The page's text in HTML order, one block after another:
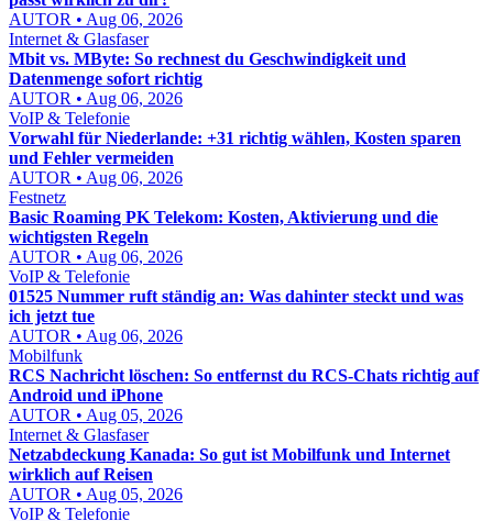
AUTOR • Aug 06, 2026
Internet & Glasfaser
Mbit vs. MByte: So rechnest du Geschwindigkeit und
Datenmenge sofort richtig
AUTOR • Aug 06, 2026
VoIP & Telefonie
Vorwahl für Niederlande: +31 richtig wählen, Kosten sparen
und Fehler vermeiden
AUTOR • Aug 06, 2026
Festnetz
Basic Roaming PK Telekom: Kosten, Aktivierung und die
wichtigsten Regeln
AUTOR • Aug 06, 2026
VoIP & Telefonie
01525 Nummer ruft ständig an: Was dahinter steckt und was
ich jetzt tue
AUTOR • Aug 06, 2026
Mobilfunk
RCS Nachricht löschen: So entfernst du RCS-Chats richtig auf
Android und iPhone
AUTOR • Aug 05, 2026
Internet & Glasfaser
Netzabdeckung Kanada: So gut ist Mobilfunk und Internet
wirklich auf Reisen
AUTOR • Aug 05, 2026
VoIP & Telefonie